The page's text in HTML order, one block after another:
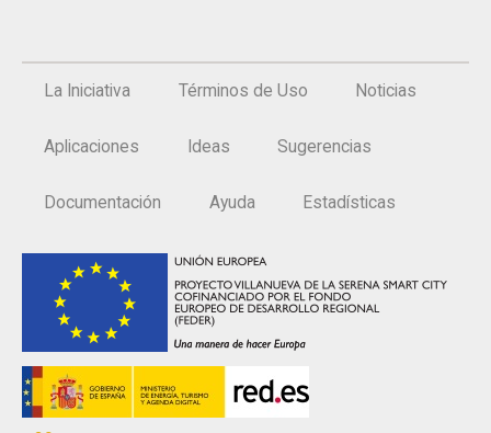
La Iniciativa Términos de Uso Noticias
Aplicaciones Ideas Sugerencias
Documentación Ayuda Estadísticas